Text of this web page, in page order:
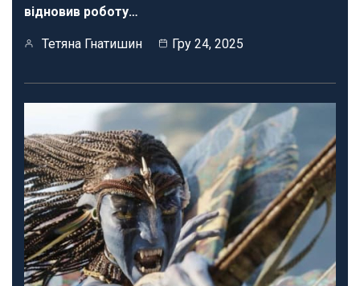
відновив роботу…
Тетяна Гнатишин Гру 24, 2025